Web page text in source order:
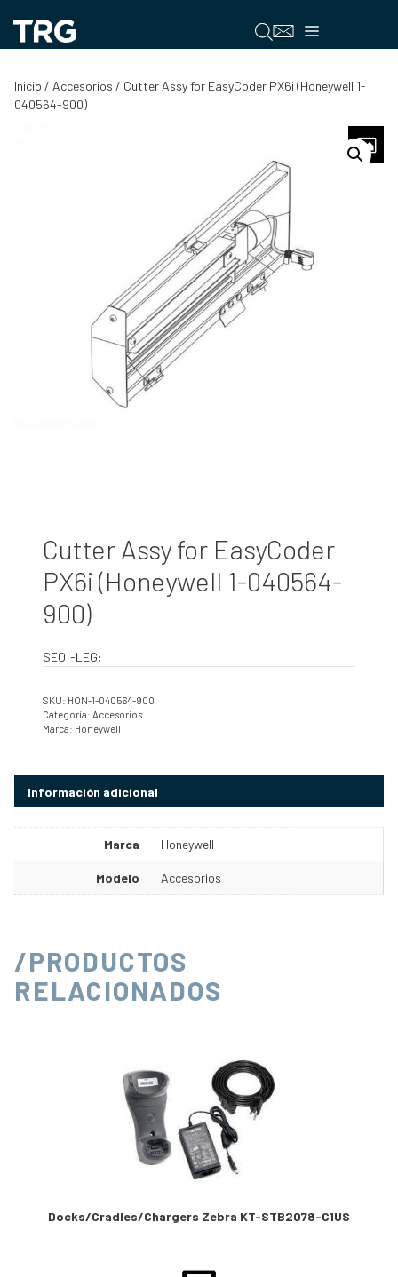
contenido
Menú
Inicio / Accesorios / Cutter Assy for EasyCoder PX6i (Honeywell 1-
040564-900)
Cutter Assy for EasyCoder
PX6i (Honeywell 1-040564-
900)
SEO:-LEG:
SKU: HON-1-040564-900
Categoría: Accesorios
Marca: Honeywell
Información adicional
Marca Honeywell
Modelo Accesorios
/PRODUCTOS
RELACIONADOS
Docks/Cradles/Chargers Zebra KT-STB2078-C1US